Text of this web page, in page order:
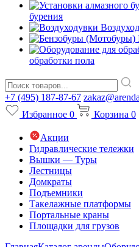
бурения
обработки пола
+7 (495) 187-87-67
Избранное 0 Корзина 0
Акции
Гидравлические тележки
Вышки — Туры
Лестницы
Домкраты
Подъемники
Такелажные платформы
Портальные краны
Площадки для грузов